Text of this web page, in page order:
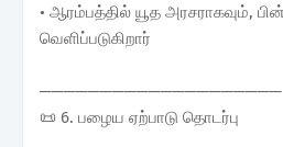
• ஆரம்பத்தில் யூத அரசராகவும்,
வெளிப்படுகிறார்
────────────────────
📜 6. பழைய ஏற்பாடு தொடர்பு